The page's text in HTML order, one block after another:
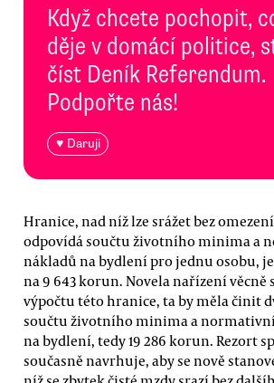
Když chcete pochopit,
děje v domácí politice,
číst Deník Referendum.
Podpořte nás!
♥ Daruji
Hranice, nad níž lze srážet bez
odpovídá součtu životního minima a
nákladů na bydlení pro jednu osobu,
na 9 643 korun. Novela nařízení věcně
výpočtu této hranice, ta by měla činit
součtu životního minima a
na bydlení, tedy 19 286 korun. Rezort
současně navrhuje, aby se nově